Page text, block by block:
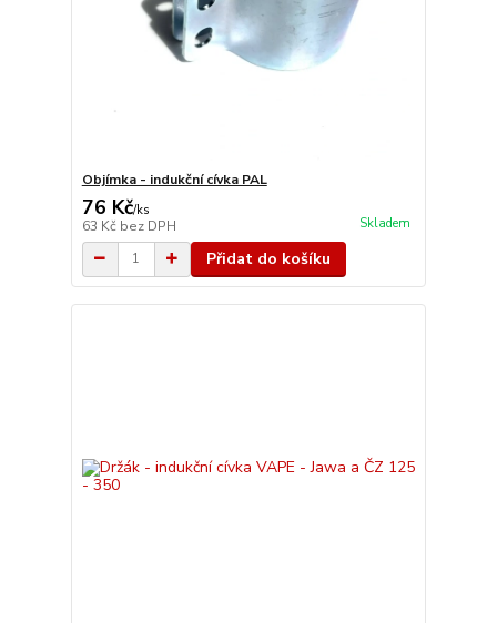
Objímka - indukční cívka PAL
76 Kč/ks
63 Kč bez DPH Skladem
Přidat do košíku